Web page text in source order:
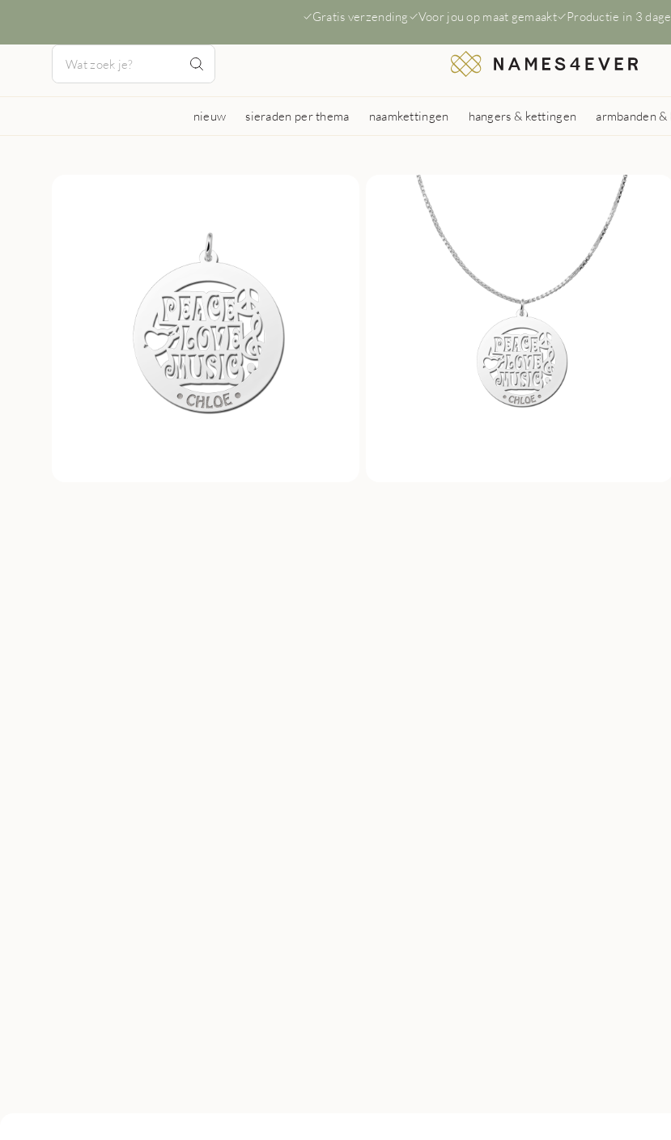
Gratis verzending Voor jou op maat gemaakt Productie in 3
nieuw sieraden per thema naamkettingen hangers & kettingen armbanden &